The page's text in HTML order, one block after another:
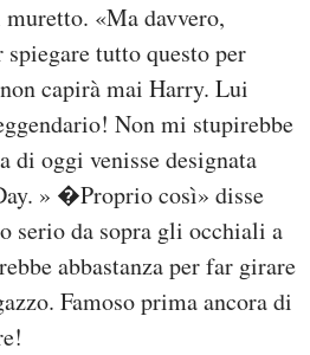
«Ma davvero,
tutto questo per
capirà mai Harry. Lui
Non mi stupirebbe
di oggi venisse designata
» �Proprio così» disse
serio da sopra gli occhiali a
abbastanza per far girare
Famoso prima ancora di